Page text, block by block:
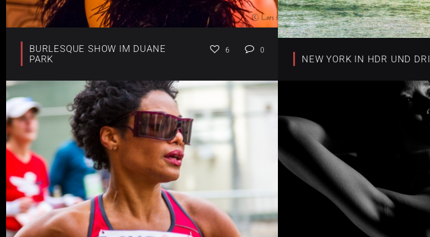
BURLESQUE SHOW IM DUANE
PARK
6 0
NEW YORK IN HDR UND DRI